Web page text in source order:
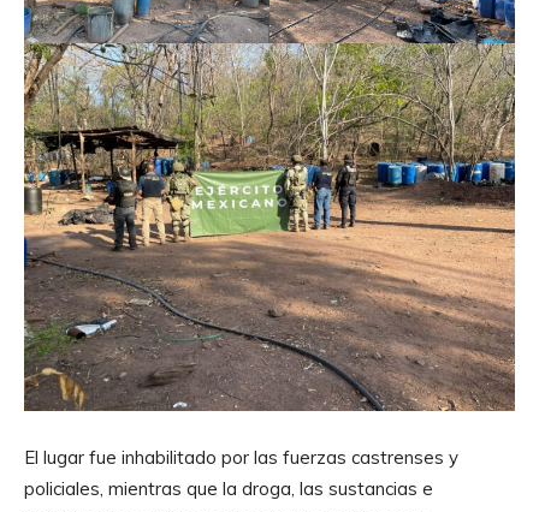
El lugar fue inhabilitado por las fuerzas castrenses y
policiales, mientras que la droga, las sustancias e